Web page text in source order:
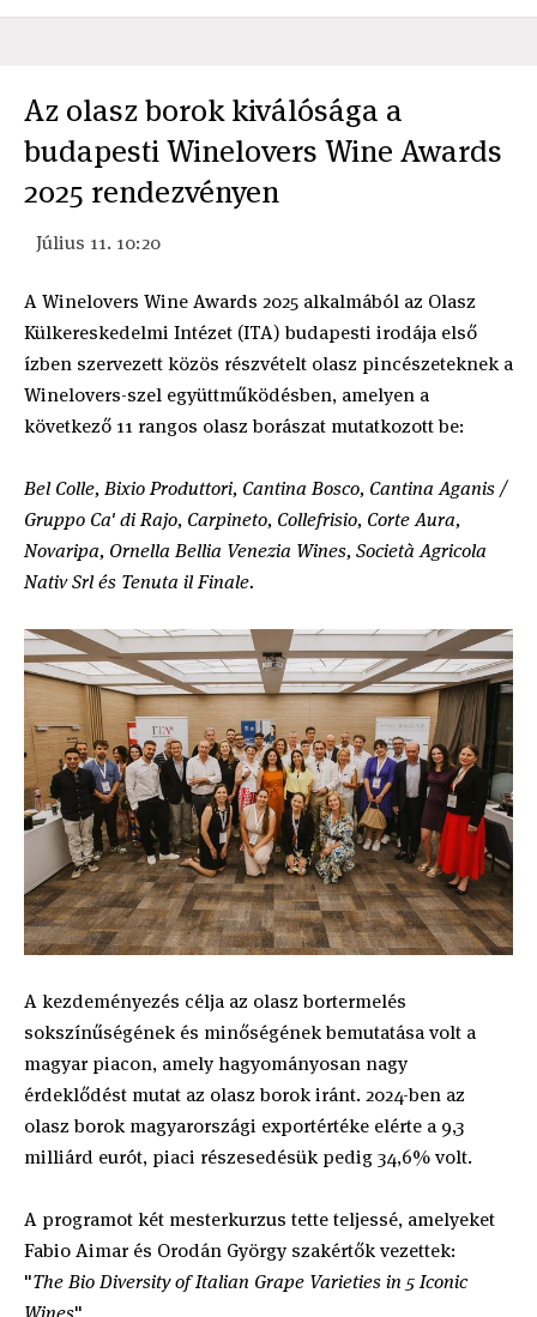
​Az olasz borok kiválósága a
budapesti Winelovers Wine Awards
2025 rendezvényen
Július 11. 10:20
A Winelovers Wine Awards 2025 alkalmából az Olasz
Külkereskedelmi Intézet (ITA) budapesti irodája első
ízben szervezett közös részvételt olasz pincészeteknek a
Winelovers-szel együttműködésben, amelyen a
következő 11 rangos olasz borászat mutatkozott be:
Bel Colle, Bixio Produttori, Cantina Bosco, Cantina Aganis /
Gruppo Ca' di Rajo, Carpineto, Collefrisio, Corte Aura,
Novaripa, Ornella Bellia Venezia Wines, Società Agricola
Nativ Srl és Tenuta il Finale.
A kezdeményezés célja az olasz bortermelés
sokszínűségének és minőségének bemutatása volt a
magyar piacon, amely hagyományosan nagy
érdeklődést mutat az olasz borok iránt. 2024-ben az
olasz borok magyarországi exportértéke elérte a 9,3
milliárd eurót, piaci részesedésük pedig 34,6% volt.
A programot két mesterkurzus tette teljessé, amelyeket
Fabio Aimar és Orodán György szakértők vezettek:
"The Bio Diversity of Italian Grape Varieties in 5 Iconic